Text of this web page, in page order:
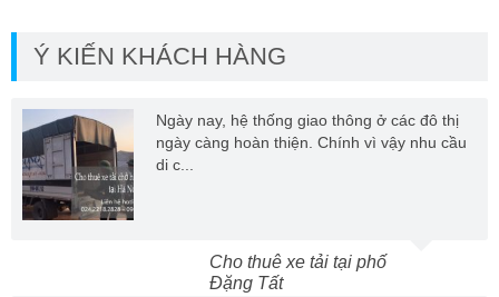
Ý KIẾN KHÁCH HÀNG
Ngày nay, hệ thống giao thông ở các đô thị
ngày càng hoàn thiện. Chính vì vậy nhu cầu
di c...
Cho thuê xe tải tại phố
Đặng Tất